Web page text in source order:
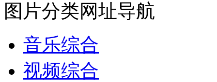
图片分类网址导航
音乐综合
视频综合